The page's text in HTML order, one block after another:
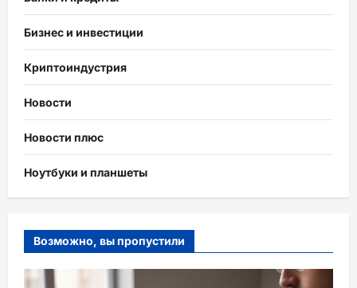
Бизнес и инвестиции
Криптоиндустрия
Новости
Новости плюс
Ноутбуки и планшеты
Возможно, вы пропустили